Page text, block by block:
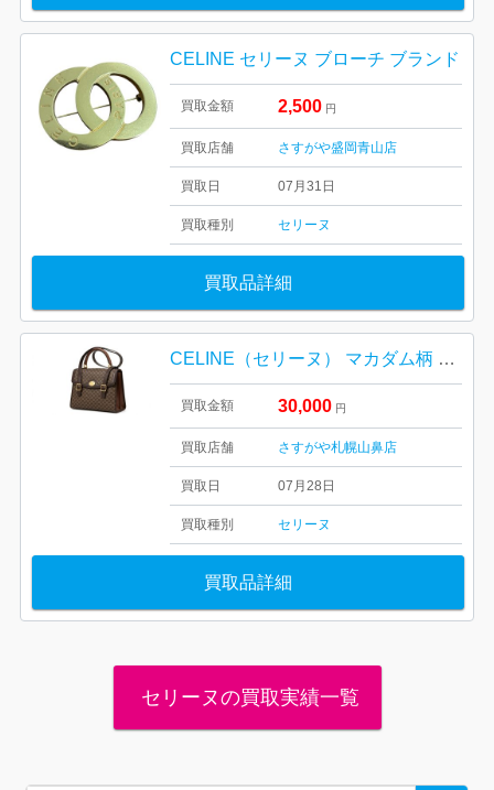
CELINE セリーヌ ブローチ ブランド
買取金額 2,500 円
買取店舗 さすがや盛岡青山店
買取日 07月31日
買取種別 セリーヌ
買取品詳細
CELINE（セリーヌ） マカダム柄 PVC×レザー 2WAY ハンドバッグ
買取金額 30,000 円
買取店舗 さすがや札幌山鼻店
買取日 07月28日
買取種別 セリーヌ
買取品詳細
セリーヌの買取実績一覧